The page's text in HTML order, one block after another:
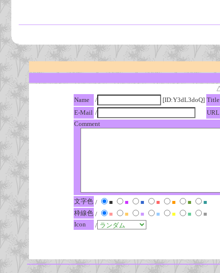
Name
/ [ID:Y3dL3doQ] Title
E-Mail /
URL
Comment
文字色 / ■ ■ ■ ■ ■ ■
■
枠線色 / ■ ■ ■ ■ ■ ■
■
Icon
/